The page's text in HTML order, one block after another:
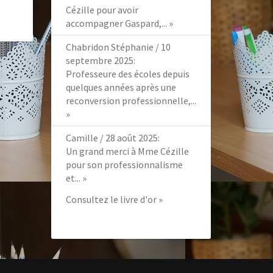
Cézille pour avoir
accompagner Gaspard,... »
Chabridon Stéphanie / 10
septembre 2025:
Professeure des écoles depuis
quelques années après une
reconversion professionnelle,...
»
Camille / 28 août 2025:
Un grand merci à Mme Cézille
pour son professionnalisme
et... »
Consultez le livre d'or »